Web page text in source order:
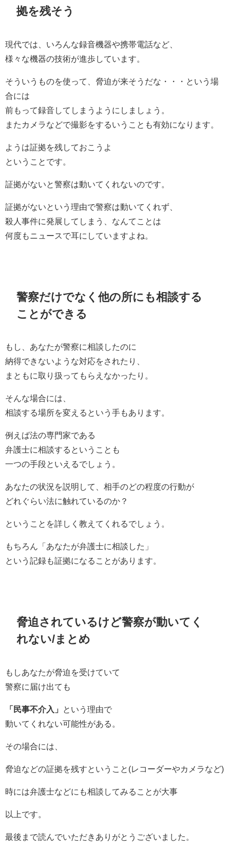
拠を残そう
現代では、いろんな録音機器や携帯電話など、
様々な機器の技術が進歩しています。
そういうものを使って、脅迫が来そうだな・・・という場
合には
前もって録音してしまうようにしましょう。
またカメラなどで撮影をするいうことも有効になります。
ようは証拠を残しておこうよ
ということです。
証拠がないと警察は動いてくれないのです。
証拠がないという理由で警察は動いてくれず、
殺人事件に発展してしまう、なんてことは
何度もニュースで耳にしていますよね。
警察だけでなく他の所にも相談する
ことができる
もし、あなたが警察に相談したのに
納得できないような対応をされたり、
まともに取り扱ってもらえなかったり。
そんな場合には、
相談する場所を変えるという手もあります。
例えば法の専門家である
弁護士に相談するということも
一つの手段といえるでしょう。
あなたの状況を説明して、相手のどの程度の行動が
どれぐらい法に触れているのか？
ということを詳しく教えてくれるでしょう。
もちろん「あなたが弁護士に相談した」
という記録も証拠になることがあります。
脅迫されているけど警察が動いてく
れない/まとめ
もしあなたが脅迫を受けていて
警察に届け出ても
「民事不介入」
という理由で
動いてくれない可能性がある。
その場合には、
脅迫などの証拠を残すということ(レコーダーやカメラなど)
時には弁護士などにも相談してみることが大事
以上です。
最後まで読んでいただきありがとうございました。